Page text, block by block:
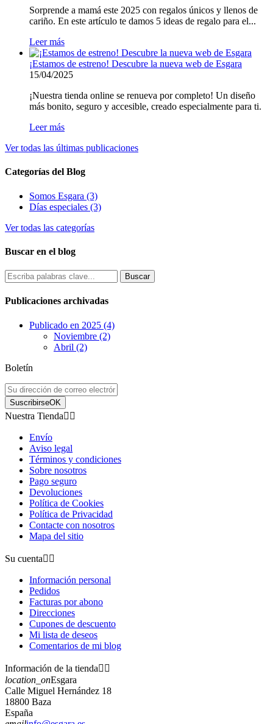
Sorprende a mamá este 2025 con regalos únicos y llenos de
cariño. En este artículo te damos 5 ideas de regalo para el...
Leer más
¡Estamos de estreno! Descubre la nueva web de Esgara
15/04/2025
¡Nuestra tienda online se renueva por completo! Un diseño
más bonito, seguro y accesible, creado especialmente para ti.
Leer más
Ver todas las últimas publicaciones
Categorías del Blog
Somos Esgara (3)
Días especiales (3)
Ver todas las categorías
Buscar en el blog
Publicaciones archivadas
Publicado en 2025 (4)
Noviembre (2)
Abril (2)
Boletín
SuscribirseOK
Nuestra Tienda 
Envío
Aviso legal
Términos y condiciones
Sobre nosotros
Pago seguro
Devoluciones
Política de Cookies
Política de Privacidad
Contacte con nosotros
Mapa del sitio
Su cuenta 
Información personal
Pedidos
Facturas por abono
Direcciones
Cupones de descuento
Mi lista de deseos
Comentarios de mi blog
Información de la tienda 
location_onEsgara
Calle Miguel Hernández 18
18800 Baza
España